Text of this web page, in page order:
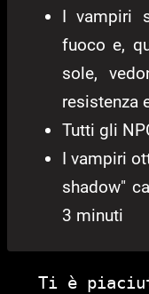
I vampiri
fuoco e,
sole,
resistenza
Tutti gli
I vampiri
shadow"
3 minuti
Ti è